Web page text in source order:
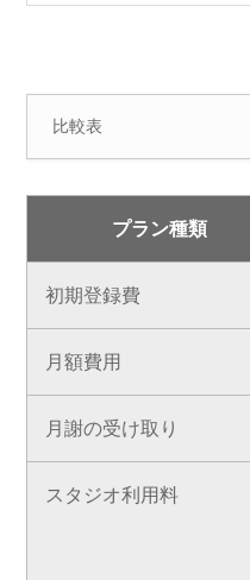
比較表
プラン種類
初期登録費
月額費用
月謝の受け取り
スタジオ利用料